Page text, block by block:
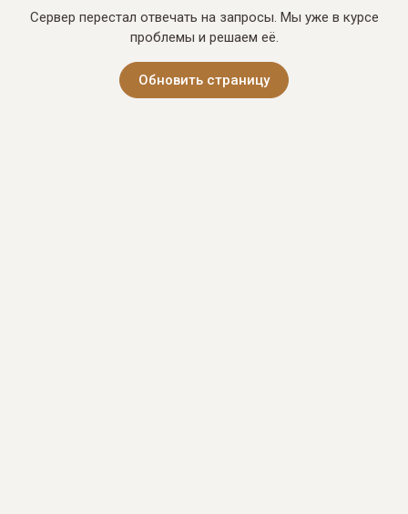
Сервер перестал отвечать на запросы. Мы уже в курсе
проблемы и решаем её.
Обновить страницу